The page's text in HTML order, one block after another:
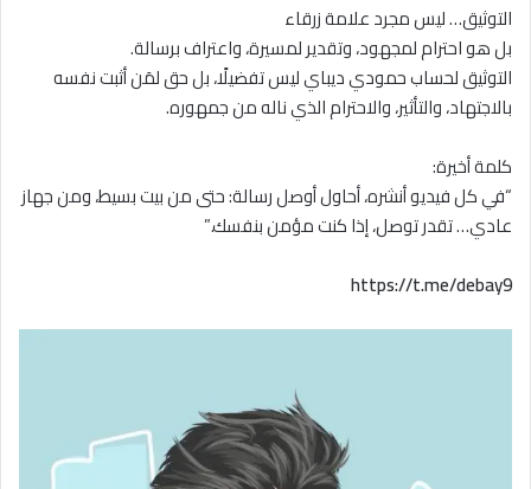
التوثيق… ليس مجرد علامة زرقاء
بل هو احترام لمجهود، وتقدير لمسيرة، واعتراف برسالة.
التوثيق لحساب حمودي ديباي ليس تفضيلًا، بل حق لمَن أثبت نفسه
بالاجتهاد، والتأثير، والاحترام الذي ناله من جمهوره.
كلمة أخيرة:
“في كل فيديو أنشره، أحاول أوصل رسالة: حتى من بيت بسيط، ومن جهاز
عادي… تقدر توصل، إذا كنت مؤمن بنفسك.”
https://t.me/debay9